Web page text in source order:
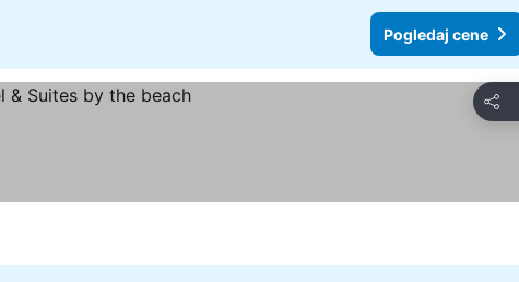
Pogledaj cene
Deli